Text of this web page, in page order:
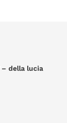
– della lucia